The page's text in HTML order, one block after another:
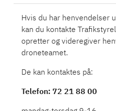
Hvis du har henvendelser
kan du kontakte
opretter og videregiver
droneteamet.
De kan kontaktes på:
Telefon: 72 21 88 00